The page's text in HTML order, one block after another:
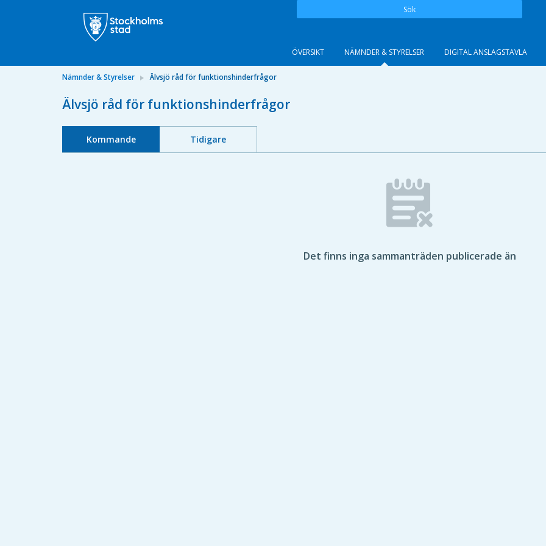
Sök
ÖVERSIKT NÄMNDER & STYRELSER DIGITAL ANSLAGSTAVLA
Nämnder & Styrelser Älvsjö råd för funktionshinderfrågor
Älvsjö råd för funktionshinderfrågor
Kommande Tidigare
Det finns inga sammanträden publicerade än